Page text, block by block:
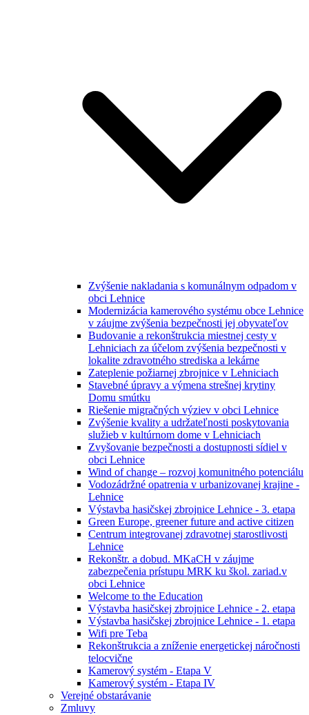
Zvýšenie nakladania s komunálnym odpadom v
obci Lehnice
Modernizácia kamerového systému obce Lehnice
v záujme zvýšenia bezpečnosti jej obyvateľov
Budovanie a rekonštrukcia miestnej cesty v
Lehniciach za účelom zvýšenia bezpečnosti v
lokalite zdravotného strediska a lekárne
Zateplenie požiarnej zbrojnice v Lehniciach
Stavebné úpravy a výmena strešnej krytiny
Domu smútku
Riešenie migračných výziev v obci Lehnice
Zvýšenie kvality a udržateľnosti poskytovania
služieb v kultúrnom dome v Lehniciach
Zvyšovanie bezpečnosti a dostupnosti sídiel v
obci Lehnice
Wind of change – rozvoj komunitného potenciálu
Vodozádržné opatrenia v urbanizovanej krajine -
Lehnice
Výstavba hasičskej zbrojnice Lehnice - 3. etapa
Green Europe, greener future and active citizen
Centrum integrovanej zdravotnej starostlivosti
Lehnice
Rekonštr. a dobud. MKaCH v záujme
zabezpečenia prístupu MRK ku škol. zariad.v
obci Lehnice
Welcome to the Education
Výstavba hasičskej zbrojnice Lehnice - 2. etapa
Výstavba hasičskej zbrojnice Lehnice - 1. etapa
Wifi pre Teba
Rekonštrukcia a zníženie energetickej náročnosti
telocvične
Kamerový systém - Etapa V
Kamerový systém - Etapa IV
Verejné obstarávanie
Zmluvy